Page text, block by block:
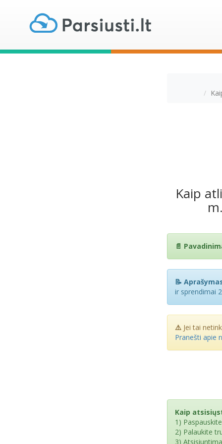
Kaip
📄
📝
ir sprendimai
⚠️ Jei tai
Pranešti apie
Kaip
1)
2) Palaukite
3)